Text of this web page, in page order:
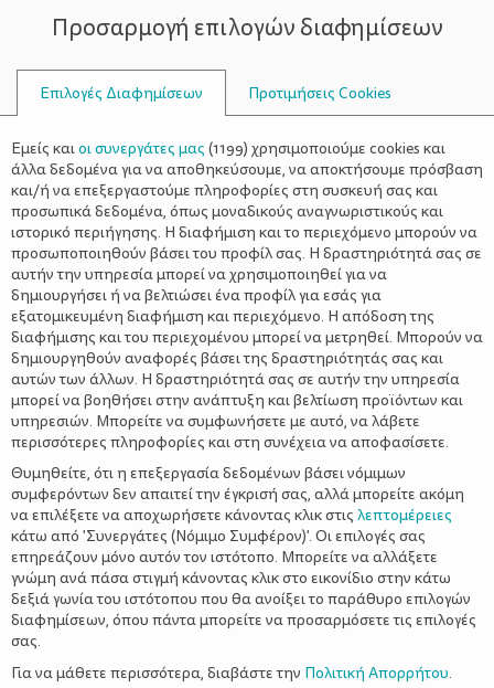
ΣΥΜΒΟΥΛΟΙ
ΜΈΛΛΟΥΣΕΣ ΜΗΤΈΡΕΣ
Προγεννητικός έλεγχος
Προσαρμογή επιλογών διαφημίσεων
Επιλογές Διαφημίσεων Προτιμήσεις Cookies
Εμείς καιοι συνεργάτες μας (1199) χρησιμοποιούμε cookies και
άλλα δεδομένα για να αποθηκεύσουμε, να αποκτήσουμε πρόσβαση
και/ή να επεξεργαστούμε πληροφορίες στη συσκευή σας και
προσωπικά δεδομένα, όπως μοναδικούς αναγνωριστικούς και
ιστορικό περιήγησης. Η διαφήμιση και το περιεχόμενο μπορούν να
προσωποποιηθούν βάσει του προφίλ σας. Η δραστηριότητά σας σε
αυτήν την υπηρεσία μπορεί να χρησιμοποιηθεί για να
δημιουργήσει ή να βελτιώσει ένα προφίλ για εσάς για
εξατομικευμένη διαφήμιση και περιεχόμενο. Η απόδοση της
διαφήμισης και του περιεχομένου μπορεί να μετρηθεί. Μπορούν να
δημιουργηθούν αναφορές βάσει της δραστηριότητάς σας και
αυτών των άλλων. Η δραστηριότητά σας σε αυτήν την υπηρεσία
μπορεί να βοηθήσει στην ανάπτυξη και βελτίωση προϊόντων και
υπηρεσιών. Μπορείτε να συμφωνήσετε με αυτό, να λάβετε
περισσότερες πληροφορίες και στη συνέχεια να αποφασίσετε.
Θυμηθείτε, ότι η επεξεργασία δεδομένων βάσει νόμιμων
συμφερόντων δεν απαιτεί την έγκρισή σας, αλλά μπορείτε ακόμη
να επιλέξετε να αποχωρήσετε κάνοντας κλικ στις λεπτομέρειες
κάτω από 'Συνεργάτες (Νόμιμο Συμφέρον)'. Οι επιλογές σας
επηρεάζουν μόνο αυτόν τον ιστότοπο. Μπορείτε να αλλάξετε
γνώμη ανά πάσα στιγμή κάνοντας κλικ στο εικονίδιο στην κάτω
δεξιά γωνία του ιστότοπου που θα ανοίξει το παράθυρο επιλογών
διαφημίσεων, όπου πάντα μπορείτε να προσαρμόσετε τις επιλογές
σας.
Για να μάθετε περισσότερα, διαβάστε την Πολιτική Απορρήτου.